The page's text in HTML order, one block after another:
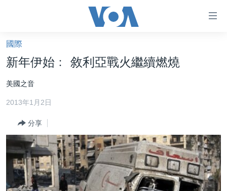
礙
鏈
接
跳
轉
容
導
美國大選2024
港澳
台灣
美中關係
海外港人
新聞自由
揭謊頻道
國際
新年伊始﹕ 敘利亞戰火繼續燃燒
美國之音
2013年1月2日
分享